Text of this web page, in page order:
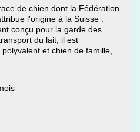
de chien dont la Fédération
l'origine à la Suisse .
conçu pour la garde des
du lait, il est
et chien de famille,